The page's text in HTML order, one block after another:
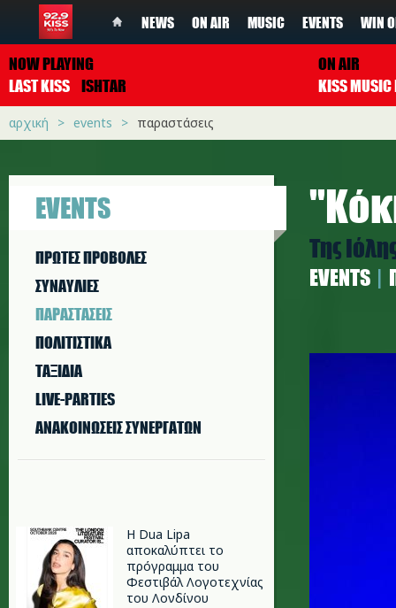
NEWS ON AIR MUSIC EVENTS WIN
NOW PLAYING
LAST KISS ISHTAR
ON AIR
αρχική events παραστάσεις
EVENTS
ΠΡΩΤΕΣ ΠΡΟΒΟΛΕΣ
ΣΥΝΑΥΛΙΕΣ
ΠΑΡΑΣΤAΣΕΙΣ
ΠΟΛΙΤΙΣΤΙΚA
ΤΑΞΙΔΙΑ
LIVE-PARTIES
ΑΝΑΚΟΙΝΩΣΕΙΣ ΣΥΝΕΡΓΑΤΩΝ
Η Dua Lipa
αποκαλύπτει το
πρόγραμμα του
Φεστιβάλ Λογοτεχνίας
του Λονδίνου
Της
EVENTS